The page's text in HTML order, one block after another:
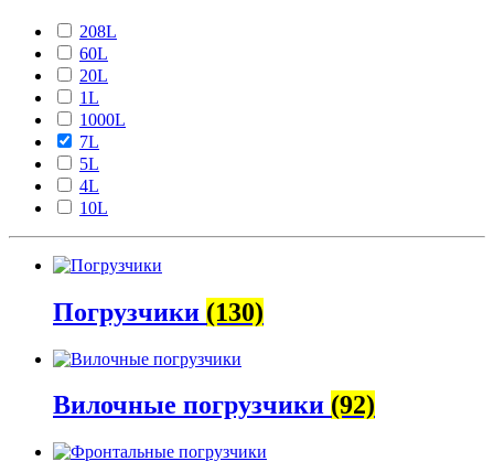
208L
60L
20L
1L
1000L
7L
5L
4L
10L
Погрузчики (130)
Вилочные погрузчики (92)